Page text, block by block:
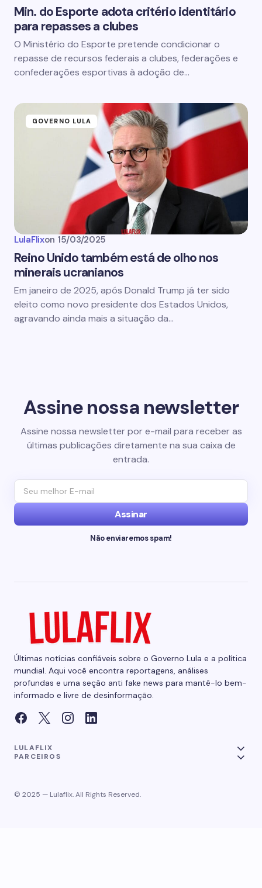
Min. do Esporte adota critério identitário
para repasses a clubes
O Ministério do Esporte pretende condicionar o
repasse de recursos federais a clubes, federações e
confederações esportivas à adoção de…
GOVERNO LULA
LulaFlixon 15/03/2025
Reino Unido também está de olho nos
minerais ucranianos
Em janeiro de 2025, após Donald Trump já ter sido
eleito como novo presidente dos Estados Unidos,
agravando ainda mais a situação da…
Assine nossa newsletter
Assine nossa newsletter por e-mail para receber as
últimas publicações diretamente na sua caixa de
entrada.
Assinar
Não enviaremos spam!
Últimas notícias confiáveis sobre o Governo Lula e a política
mundial. Aqui você encontra reportagens, análises
profundas e uma seção anti fake news para mantê-lo bem-
informado e livre de desinformação.
LULAFLIX
PARCEIROS
© 2025 — Lulaflix. All Rights Reserved.